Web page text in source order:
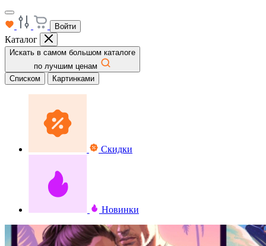
Войти
Каталог
Искать в самом большом каталоге
по лучшим ценам
Списком
Картинками
Скидки
Новинки